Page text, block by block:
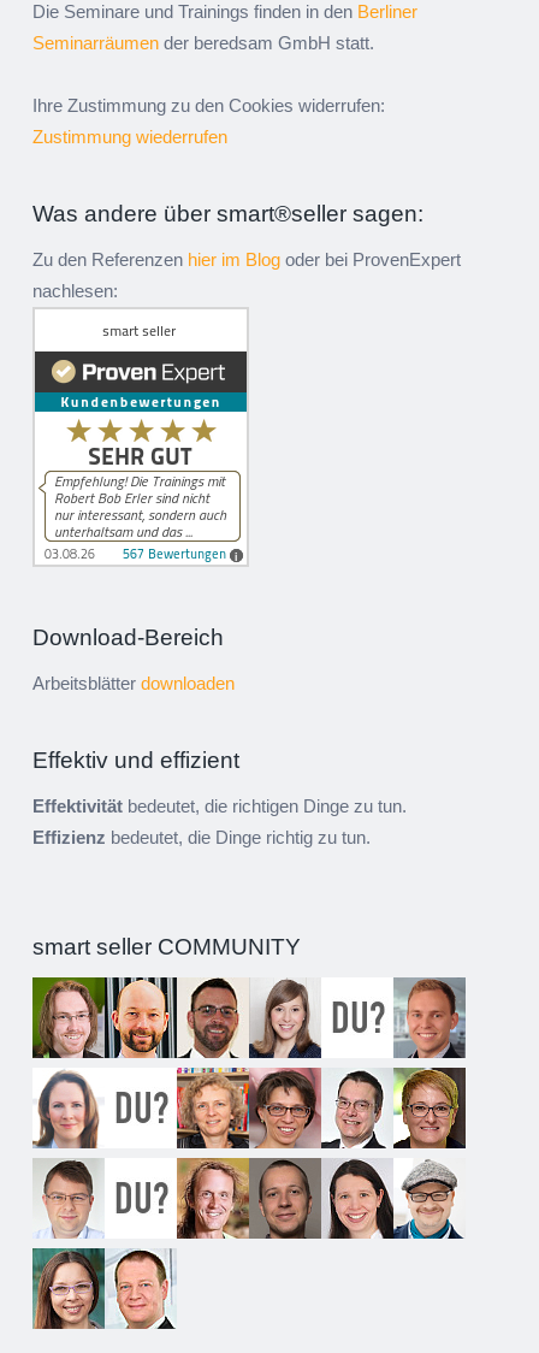
Die Seminare und Trainings finden in den Berliner
Seminarräumen der beredsam GmbH statt.
Ihre Zustimmung zu den Cookies widerrufen:
Zustimmung wiederrufen
Was andere über smart®seller sagen:
Zu den Referenzen hier im Blog oder bei ProvenExpert
nachlesen:
Download-Bereich
Arbeitsblätter downloaden
Effektiv und effizient
Effektivität bedeutet, die richtigen Dinge zu tun.
Effizienz bedeutet, die Dinge richtig zu tun.
smart seller COMMUNITY